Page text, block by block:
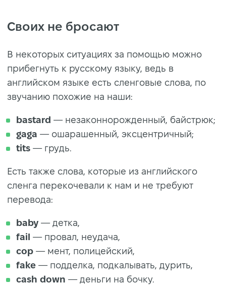
Своих не бросают
В некоторых ситуациях за помощью можно
прибегнуть к русскому языку, ведь в
английском языке есть сленговые слова, по
звучанию похожие на наши:
bastard — незаконнорожденный, байстрюк;
gaga — ошарашенный, эксцентричный;
tits — грудь.
Есть также слова, которые из английского
сленга перекочевали к нам и не требуют
перевода:
baby — детка,
fail — провал, неудача,
cop — мент, полицейский,
fake — подделка, подкалывать, дурить,
сash down — деньги на бочку.